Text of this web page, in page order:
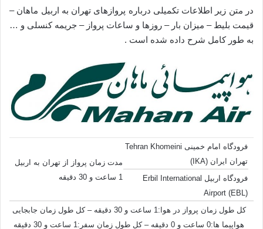
در متن زیر اطلاعات تکمیلی درباره پروازهای تهران به اربیل ماهان –
قیمت بلیط – میزان بار – روزها و ساعات پرواز – جریمه کنسلی و …
به طور کامل شرح داده شده است .
فرودگاه امام خمینی Tehran Khomeini
تهران ایران (IKA)
مدت زمان پرواز از تهران به اربیل
1 ساعت و 30 دقیقه
فرودگاه اربیل Erbil International
Airport (EBL)
کل طول زمان پرواز در هوا:1 ساعت و 30 دقیقه – کل طول زمان جابجایی
هواپیما ها:0 ساعت و 0 دقیقه – کل طول زمان سفر:1 ساعت و 30 دقیقه